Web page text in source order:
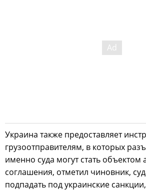
Украина также предоставляет
грузоотправителям, в которых
именно суда могут стать объектом
соглашения, отметил чиновник,
подпадать под украинские